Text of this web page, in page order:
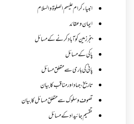
انبیاء کرام علیہم الصلوۃ والسلام
ایمان وعقائد
بنجر زمین کو آباد کرنے کے مسائل
پاکی کے مسائل
پانی کی باری سے متعلق مسائل
تاریخ،جہاد اور مناقب کا بیان
تصوف و سلوک سے متعلق مسائل کا بیان
تقسیم جائیداد کے مسائل